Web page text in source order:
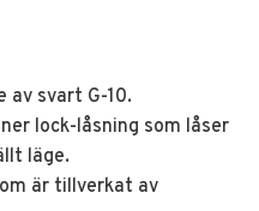
av svart G-10.
lock-låsning som låser
läge.
är tillverkat av